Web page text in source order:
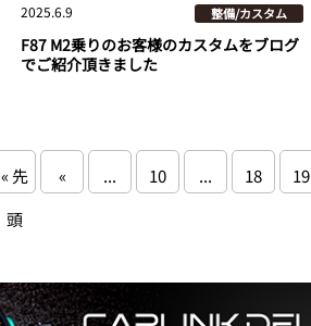
2025.6.9 整備/カスタム
F87 M2乗りのお客様のカスタムをブログ
でご紹介頂きました
« 先
頭
« ... 10 ... 18 19